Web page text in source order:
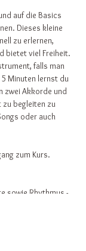
auf die Basics
Dieses kleine
zu erlernen,
bietet viel Freiheit.
falls man
Minuten lernst du
zwei Akkorde und
begleiten zu
oder auch
zum Kurs.
sowie Rhythmus -